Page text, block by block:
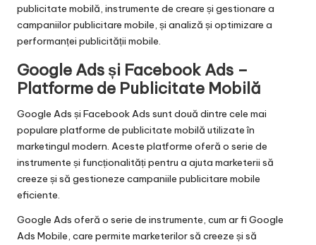
publicitate mobilă, instrumente de creare și gestionare a
campaniilor publicitare mobile, și analiză și optimizare a
performanței publicității mobile.
Google Ads și Facebook Ads –
Platforme de Publicitate Mobilă
Google Ads și Facebook Ads sunt două dintre cele mai
populare platforme de publicitate mobilă utilizate în
marketingul modern. Aceste platforme oferă o serie de
instrumente și funcționalități pentru a ajuta marketerii să
creeze și să gestioneze campaniile publicitare mobile
eficiente.
Google Ads oferă o serie de instrumente, cum ar fi Google
Ads Mobile, care permite marketerilor să creeze și să